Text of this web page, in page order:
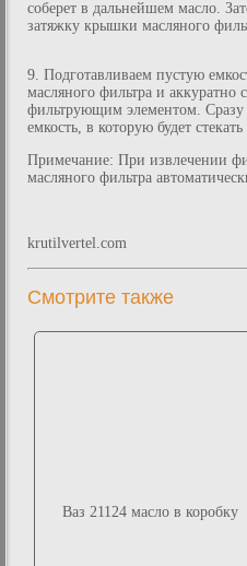
соберет в дальнейшем масло.
затяжку крышки масляного
9. Подготавливаем пустую
масляного фильтра и аккуратно
фильтрующим элементом.
емкость, в которую будет
Примечание: При извлечении
масляного фильтра
krutilvertel.com
Смотрите также
Ваз 21124 масло в коробку